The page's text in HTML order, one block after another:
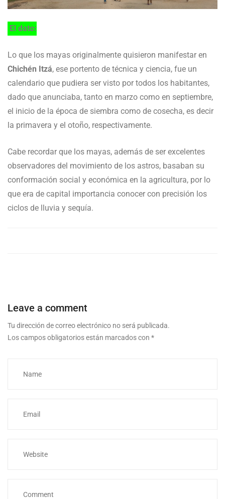
El dato:
Lo que los mayas originalmente quisieron manifestar en
Chichén Itzá, ese portento de técnica y ciencia, fue un
calendario que pudiera ser visto por todos los habitantes,
dado que anunciaba, tanto en marzo como en septiembre,
el inicio de la época de siembra como de cosecha, es decir
la primavera y el otoño, respectivamente.
Cabe recordar que los mayas, además de ser excelentes
observadores del movimiento de los astros, basaban su
conformación social y económica en la agricultura, por lo
que era de capital importancia conocer con precisión los
ciclos de lluvia y sequía.
Leave a comment
Tu dirección de correo electrónico no será publicada.
Los campos obligatorios están marcados con *